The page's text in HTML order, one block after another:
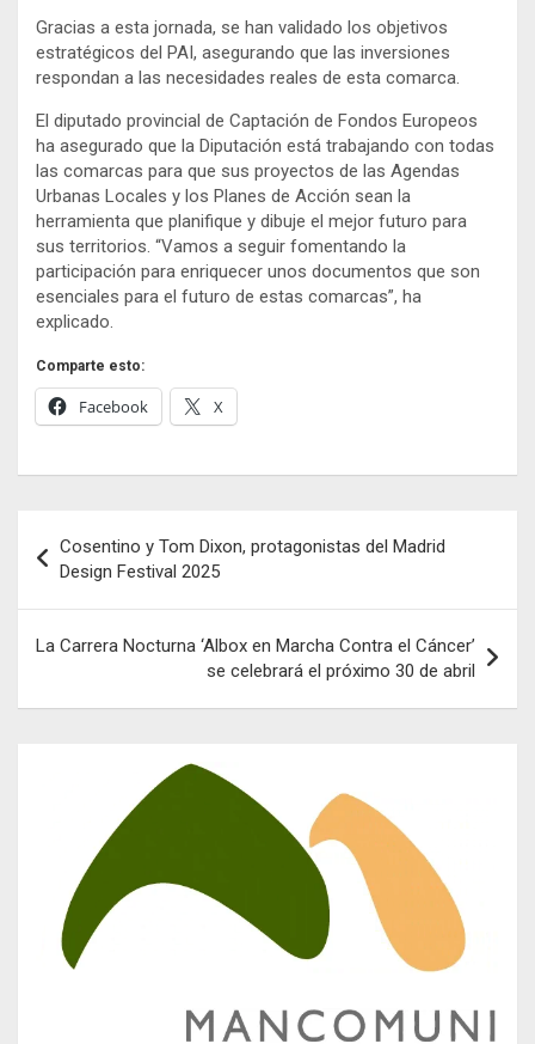
Gracias a esta jornada, se han validado los objetivos
estratégicos del PAI, asegurando que las inversiones
respondan a las necesidades reales de esta comarca.
El diputado provincial de Captación de Fondos Europeos
ha asegurado que la Diputación está trabajando con todas
las comarcas para que sus proyectos de las Agendas
Urbanas Locales y los Planes de Acción sean la
herramienta que planifique y dibuje el mejor futuro para
sus territorios. “Vamos a seguir fomentando la
participación para enriquecer unos documentos que son
esenciales para el futuro de estas comarcas”, ha
explicado.
Comparte esto:
Facebook X
de
entradas
Cosentino y Tom Dixon, protagonistas del Madrid
Design Festival 2025
La Carrera Nocturna ‘Albox en Marcha Contra el Cáncer’
se celebrará el próximo 30 de abril